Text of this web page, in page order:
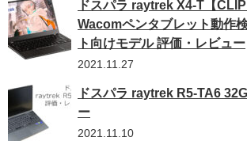
ドスパラ raytrek X4-T【
Wacomペンタブレット動作
ト向けモデル 評価・レビュー
2021.11.27
ドスパラ raytrek R5-TA6
ー
2021.11.10